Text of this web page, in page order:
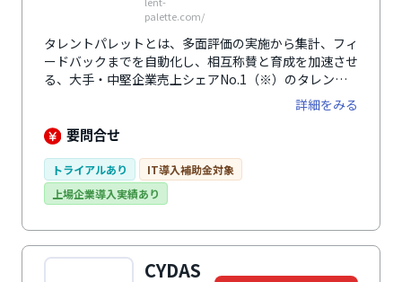
palette.com/
タレントパレットとは、多面評価の実施から集計、フィ
ードバックまでを自動化し、相互称賛と育成を加速させ
る、大手・中堅企業売上シェアNo.1（※）のタレント
マネジメントシステムです。自社の運用に合わせた評価
項目設定と匿名性を担保した評価者抽出が可能。結果は
自動レポ―ト化され、スキルや適性検査などのデータと
※「ITR Market View：人材管理市場2026」人材管理市
場：ベンダー別売上金額シェア（2024～2025年度予
測）
詳細をみる
要問合せ
トライアルあり
IT導入補助金対象
上場企業導入実績あり
CYDAS